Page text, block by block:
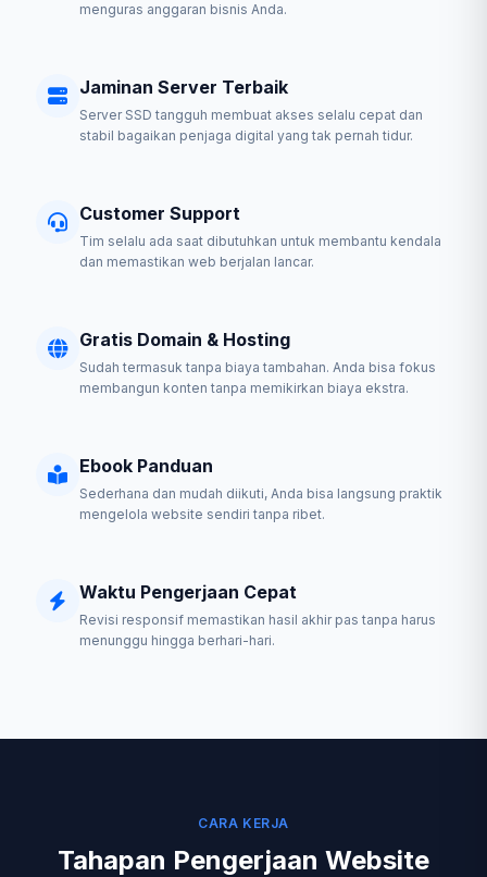
menguras anggaran bisnis Anda.
Jaminan Server Terbaik
Server SSD tangguh membuat akses selalu cepat dan
stabil bagaikan penjaga digital yang tak pernah tidur.
Customer Support
Tim selalu ada saat dibutuhkan untuk membantu kendala
dan memastikan web berjalan lancar.
Gratis Domain & Hosting
Sudah termasuk tanpa biaya tambahan. Anda bisa fokus
membangun konten tanpa memikirkan biaya ekstra.
Ebook Panduan
Sederhana dan mudah diikuti, Anda bisa langsung praktik
mengelola website sendiri tanpa ribet.
Waktu Pengerjaan Cepat
Revisi responsif memastikan hasil akhir pas tanpa harus
menunggu hingga berhari-hari.
CARA KERJA
Tahapan Pengerjaan Website